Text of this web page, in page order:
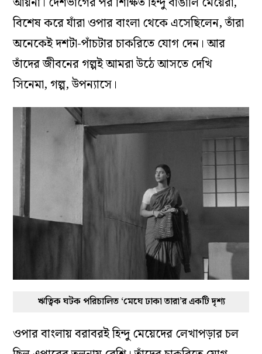
বিশেষ করে যাঁরা ওপার বাংলা থেকে এসেছিলেন, তাঁরা
অনেকেই দশটা-পাঁচটার চাকরিতে যোগ দেন। আর
তাঁদের জীবনের গল্পই আমরা উঠে আসতে দেখি
সিনেমা, গল্প, উপন্যাসে।
ঋত্বিক ঘটক পরিচালিত ‘মেঘে ঢাকা তারা’র একটি দৃশ্য
ওপার বাংলায় বরাবরই হিন্দু মেয়েদের লেখাপড়ার চল